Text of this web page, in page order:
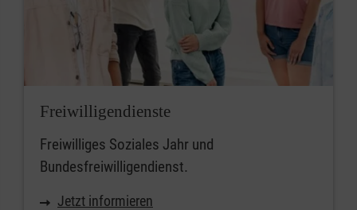
Freiwilligendienste
Freiwilliges Soziales Jahr und
Bundesfreiwilligendienst.
Jetzt informieren